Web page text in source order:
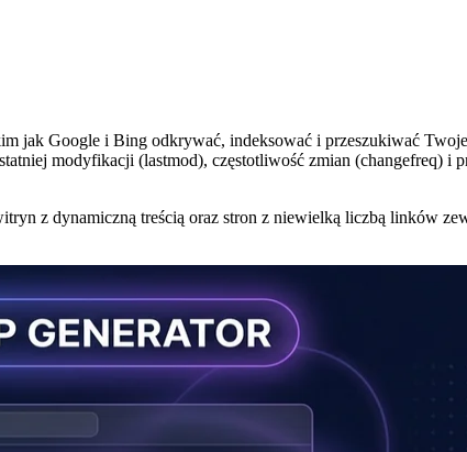
Google i Bing odkrywać, indeksować i przeszukiwać
modyfikacji (lastmod), częstotliwość zmian (changefreq) i
z dynamiczną treścią oraz stron z niewielką liczbą linków